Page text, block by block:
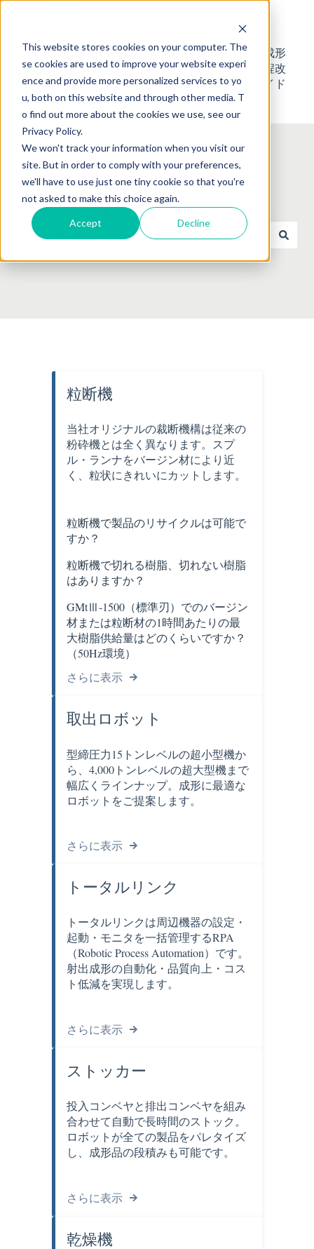
This website stores cookies on your computer. The
se cookies are used to improve your website experi
ence and provide more personalized services to yo
u, both on this website and through other media. T
o find out more about the cookies we use, see our
Privacy Policy.
We won't track your information when you visit our
site. But in order to comply with your preferences,
we'll have to use just one tiny cookie so that you're
not asked to make this choice again.
Accept Decline
お
知
ら
せ
動画
ライ
ブラ
リ
企業
サイ
ト
射出成形
の工程改
善ガイド
お困りごとをお調べください
粒断機
当社オリジナルの裁断機構は従来の
粉砕機とは全く異なります。スプ
ル・ランナをバージン材により近
く、粒状にきれいにカットします。
粒断機で製品のリサイクルは可能で
すか？
粒断機で切れる樹脂、切れない樹脂
はありますか？
GMtⅢ-1500（標準刃）でのバージン
材または粒断材の1時間あたりの最
大樹脂供給量はどのくらいですか？
（50Hz環境）
さらに表示
取出ロボット
型締圧力15トンレベルの超小型機か
ら、4,000トンレベルの超大型機まで
幅広くラインナップ。成形に最適な
ロボットをご提案します。
さらに表示
トータルリンク
トータルリンクは周辺機器の設定・
起動・モニタを一括管理するRPA
（Robotic Process Automation）です。
射出成形の自動化・品質向上・コス
ト低減を実現します。
さらに表示
ストッカー
投入コンベヤと排出コンベヤを組み
合わせて自動で長時間のストック。
ロボットが全ての製品をパレタイズ
し、成形品の段積みも可能です。
さらに表示
乾燥機